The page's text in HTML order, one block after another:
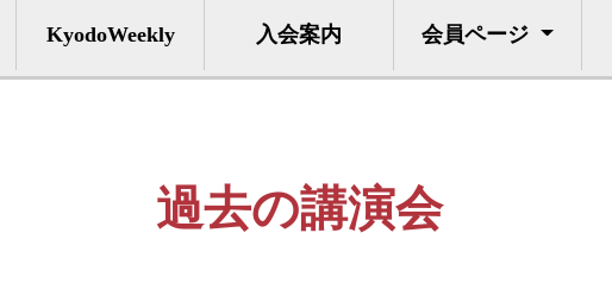
KyodoWeekly 入会案内 会員ページ
過去の講演会